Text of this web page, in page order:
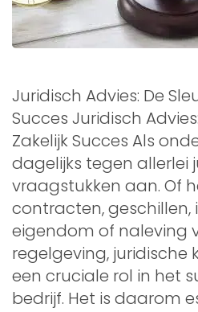
Juridisch Advies: De
Succes Juridisch
Zakelijk Succes Als
dagelijks tegen allerlei
vraagstukken aan. Of
contracten, geschillen,
eigendom of naleving
regelgeving, juridische
een cruciale rol in het
bedrijf. Het is daarom